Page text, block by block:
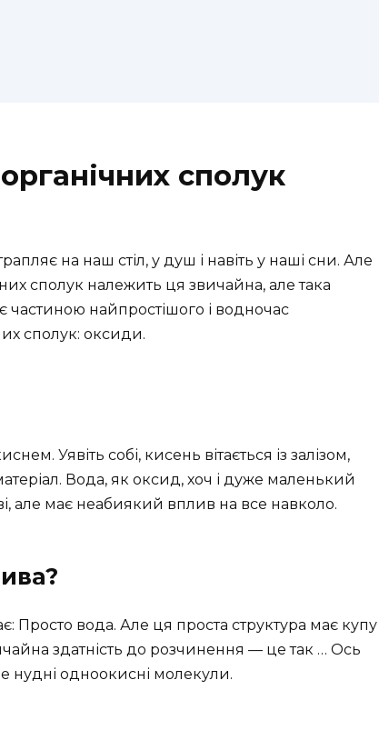
сполук
на наш стіл, у душ і навіть у наші сни. Але
сполук належить ця звичайна, але така
частиною найпростішого і водночас
сполук: оксиди.
Уявіть собі, кисень вітається із залізом,
Вода, як оксид, хоч і дуже маленький
але має неабиякий вплив на все навколо.
Просто вода. Але ця проста структура має купу
здатність до розчинення — це так … Ось
нудні одноокисні молекули.